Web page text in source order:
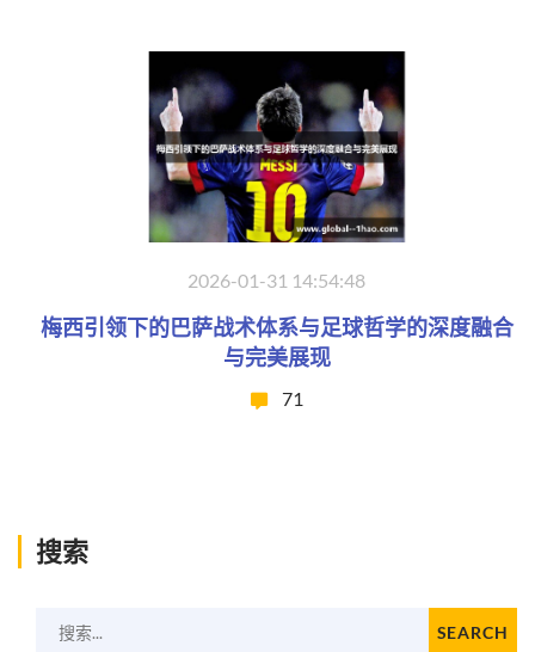
2026-01-31 14:54:48
梅西引领下的巴萨战术体系与足球哲学的深度融合
与完美展现
71
搜索
搜索... SEARCH